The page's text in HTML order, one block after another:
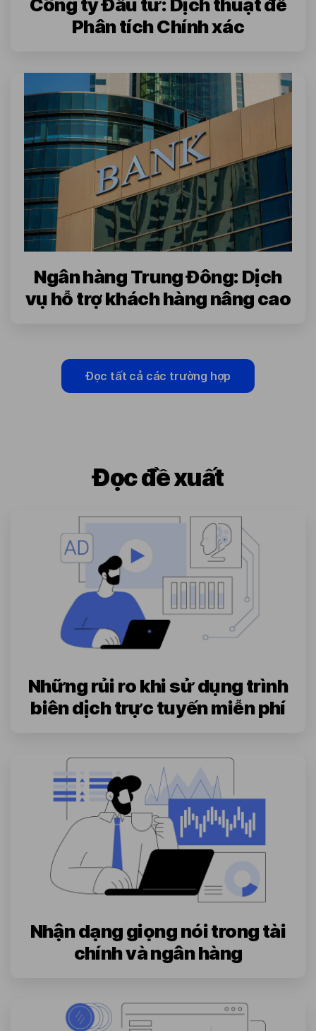
Phân tích Chính xác
Ngân hàng Trung Đông: Dịch
vụ hỗ trợ khách hàng nâng cao
Đọc tất cả các trường hợp
Đọc đề xuất
Những rủi ro khi sử dụng trình
biên dịch trực tuyến miễn phí
Nhận dạng giọng nói trong tài
chính và ngân hàng